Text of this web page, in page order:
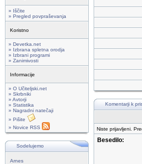
» Iščite
» Pregled povpraševanja
Koristno
» Devetka.net
» Izbrana spletna orodja
» Izbrani programi
» Zanimivosti
Informacije
» O Učiteljski.net
» Skrbniki
» Avtorji
» Statistika
» Nagradni natečaji
» Pišite
» Novice RSS
Sodelujemo
Arnes
Komentarji k
Niste prijavljeni.
Besedilo: